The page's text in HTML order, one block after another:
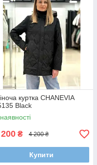
куртка CHANEVIA
Black
₴ 4 200 ₴
Купити